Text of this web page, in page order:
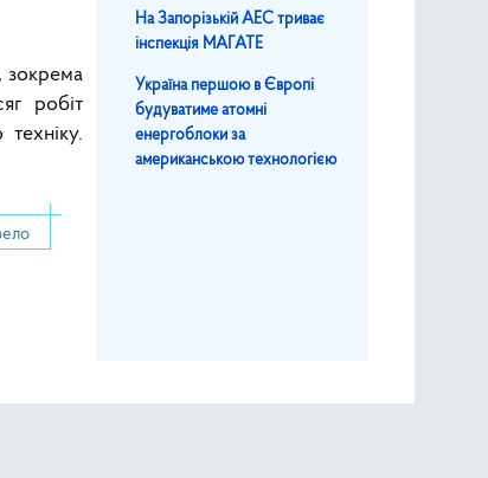
зокрема
робіт
На Запорізькій АЕС триває
інспекція МАГАТЕ
Україна першою в Європі
будуватиме атомні
енергоблоки за
американською технологією